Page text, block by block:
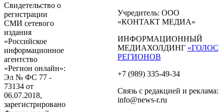
Свидетельство о
регистрации
СМИ сетевого
издания
«Российское
информационное
агентство
«Регион онлайн»:
Эл № ФС 77 -
73134 от
06.07.2018,
зарегистрировано
Учредитель: ООО
«КОНТАКТ МЕДИА»
ИНФОРМАЦИОННЫЙ
МЕДИАХОЛДИНГ «ГОЛОС
РЕГИОНОВ
+7 (989) 335-49-34
Связь с редакцией и реклама:
info@news-r.ru